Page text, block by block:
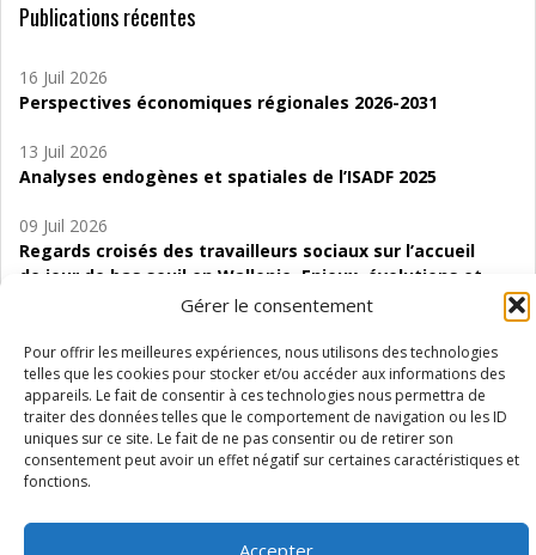
Gérer le consentement
Pour offrir les meilleures expériences, nous utilisons des technologies
telles que les cookies pour stocker et/ou accéder aux informations des
appareils. Le fait de consentir à ces technologies nous permettra de
traiter des données telles que le comportement de navigation ou les ID
uniques sur ce site. Le fait de ne pas consentir ou de retirer son
consentement peut avoir un effet négatif sur certaines caractéristiques et
fonctions.
Accepter
Publications récentes
16 Juil 2026
Perspectives économiques régionales 2026-2031
13 Juil 2026
Analyses endogènes et spatiales de l’ISADF 2025
09 Juil 2026
Regards croisés des travailleurs sociaux sur l’accueil
de jour de bas seuil en Wallonie. Enjeux, évolutions et
06 Juil 2026
Étude d’évaluabilité des Structures
d’accompagnement à l’autocréation d’emploi (SAACE)
01 Juil 2026
Pénurie du personnel infirmier :quels indicateurs
Wallonie ?